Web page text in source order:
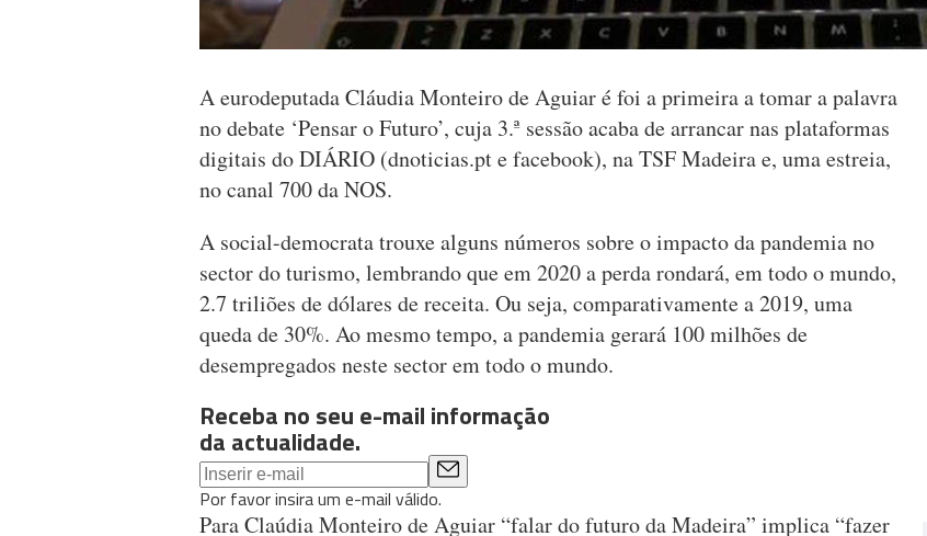
A eurodeputada Cláudia Monteiro de Aguiar é foi a primeira a tomar a palavra
no debate ‘Pensar o Futuro’, cuja 3.ª sessão acaba de arrancar nas plataformas
digitais do DIÁRIO (dnoticias.pt e facebook), na TSF Madeira e, uma estreia,
no canal 700 da NOS.
A social-democrata trouxe alguns números sobre o impacto da pandemia no
sector do turismo, lembrando que em 2020 a perda rondará, em todo o mundo,
2.7 triliões de dólares de receita. Ou seja, comparativamente a 2019, uma
queda de 30%. Ao mesmo tempo, a pandemia gerará 100 milhões de
desempregados neste sector em todo o mundo.
Receba no seu e-mail informação
da actualidade.
Por favor insira um e-mail válido.
Para Claúdia Monteiro de Aguiar “falar do futuro da Madeira” implica “fazer